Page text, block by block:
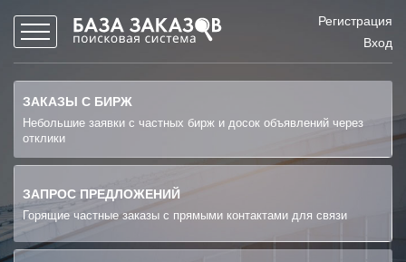
Регистрация
Вход
ЗАКАЗЫ С БИРЖ
Небольшие заявки с частных бирж и досок объявлений через
отклики
ЗАПРОС ПРЕДЛОЖЕНИЙ
Горящие частные заказы с прямыми контактами для связи